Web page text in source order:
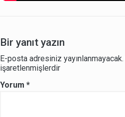
Bir yanıt yazın
E-posta adresiniz yayınlanmayacak.
işaretlenmişlerdir
Yorum *